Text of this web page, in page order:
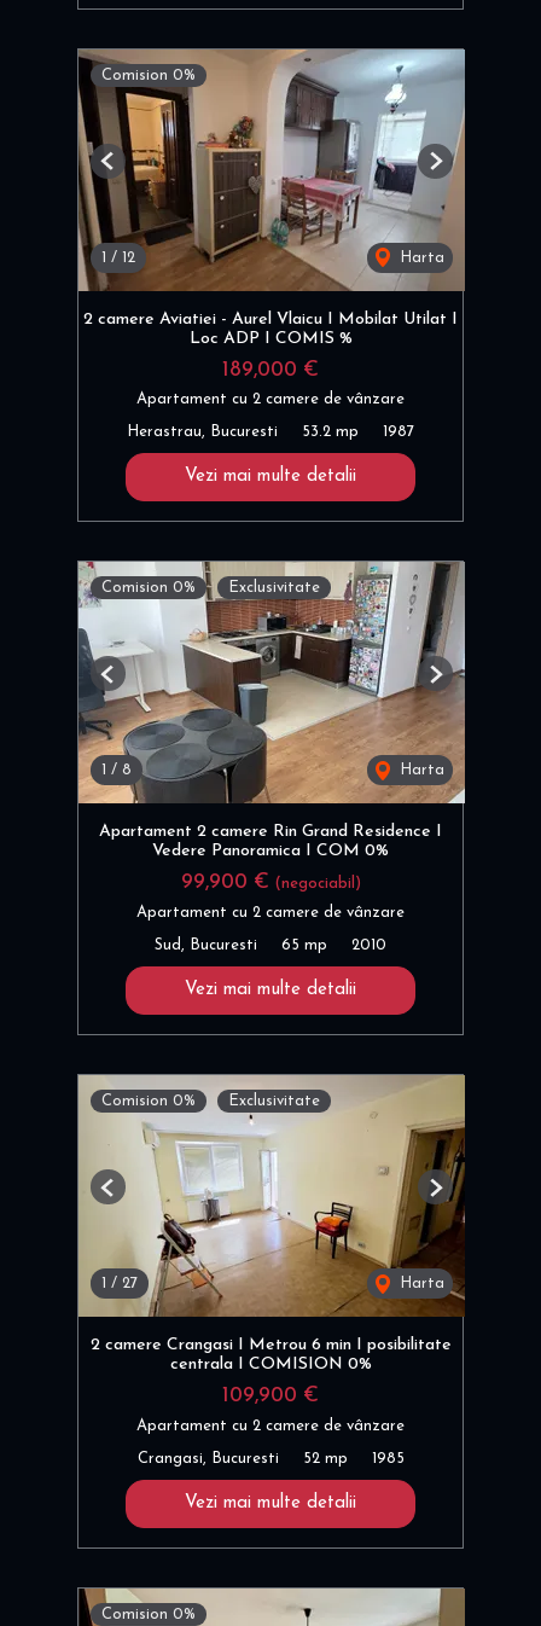
Comision 0%
1 / 12 Harta
Previous Next
2 camere Aviatiei - Aurel Vlaicu I Mobilat Utilat I
Loc ADP I COMIS %
189,000 €
Apartament cu 2 camere de vânzare
Herastrau, Bucuresti 53.2 mp 1987
Vezi mai multe detalii
Comision 0% Exclusivitate
/ 8 Harta
Previous Next
Apartament 2 camere Rin Grand Residence I
Vedere Panoramica I COM 0%
99,900 € (negociabil)
Apartament cu 2 camere de vânzare
Sud, Bucuresti 65 mp 2010
Vezi mai multe detalii
Comision 0% Exclusivitate
/ 27 Harta
Previous Next
2 camere Crangasi I Metrou 6 min I posibilitate
centrala I COMISION 0%
109,900 €
Apartament cu 2 camere de vânzare
Crangasi, Bucuresti 52 mp 1985
Vezi mai multe detalii
Comision 0%